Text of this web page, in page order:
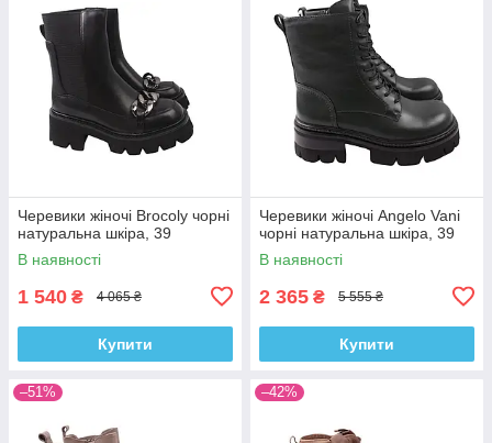
Черевики жіночі Brocoly чорні
натуральна шкіра, 39
В наявності
1 540 ₴ 4 065 ₴
Купити
Черевики жіночі Angelo Vani
чорні натуральна шкіра, 39
В наявності
2 365 ₴ 5 555 ₴
Купити
–51% –42%